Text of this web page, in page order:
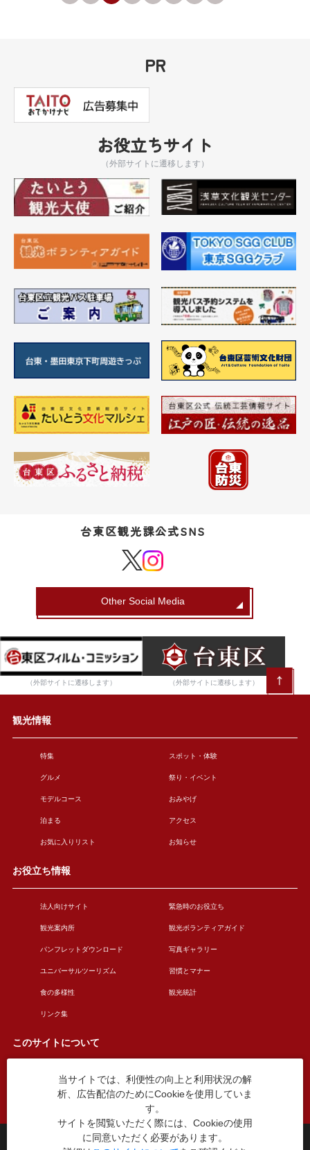
PR
お役立ちサイト
（外部サイトに遷移します）
台東区観光課公式SNS
Other Social Media
（外部サイトに遷移します） （外部サイトに遷移します）
観光情報
特集 スポット・体験
グルメ 祭り・イベント
モデルコース おみやげ
泊まる アクセス
お気に入りリスト お知らせ
お役立ち情報
法人向けサイト 緊急時のお役立ち
観光案内所 観光ボランティアガイド
パンフレットダウンロード 写真ギャラリー
ユニバーサルツーリズム 習慣とマナー
食の多様性 観光統計
リンク集
このサイトについて
このサイトについて 広告掲載について
お問い合わせ
台東区役所観光課
当サイトでは、利便性の向上と利用状況の解
析、広告配信のためにCookieを使用していま
す。
サイトを閲覧いただく際には、Cookieの使用
に同意いただく必要があります。